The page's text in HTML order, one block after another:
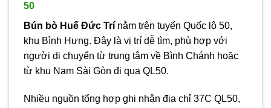
50
Bún bò Huế Đức Trí nằm trên tuyến Quốc lộ 50,
khu Bình Hưng. Đây là vị trí dễ tìm, phù hợp với
người di chuyển từ trung tâm về Bình Chánh hoặc
từ khu Nam Sài Gòn đi qua QL50.
Nhiều nguồn tổng hợp ghi nhận địa chỉ 37C QL50,